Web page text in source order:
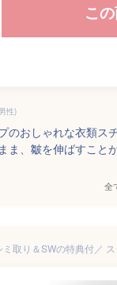
こ
性)
のおしゃれな衣類ス
ま、皺を伸ばすこと
全